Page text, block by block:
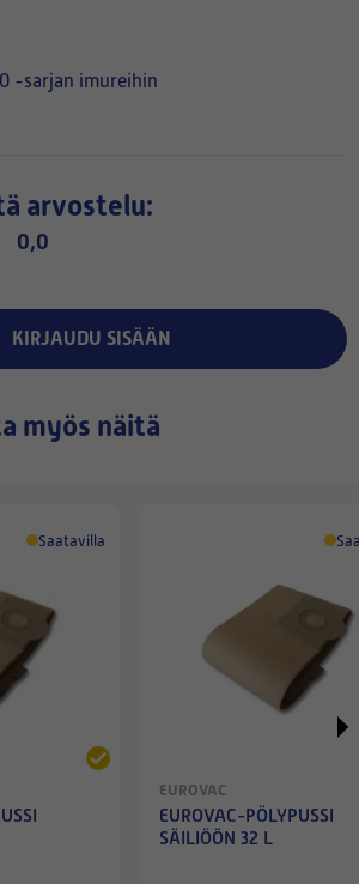
-sarjan imureihin
arvostelu:
0,0
KIRJAUDU SISÄÄN
myös näitä
Saatavilla
EUROVAC
EUROVAC-PÖLYPUSSI
SÄILIÖÖN 32 L